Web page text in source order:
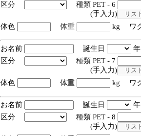
区分
種類 PET - 6
(手入力)
体色
体重 kg ワ
お名前 誕生日
区分
種類 PET - 7
(手入力)
体色
体重 kg ワ
お名前 誕生日
区分
種類 PET - 8
(手入力)